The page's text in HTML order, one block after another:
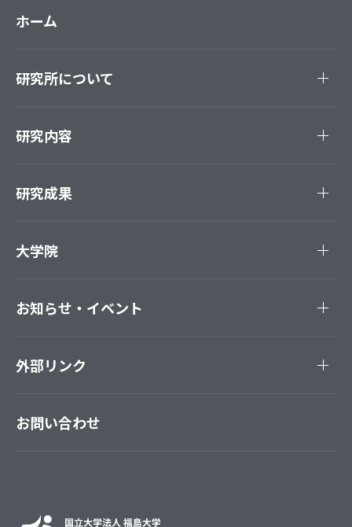
ホーム
研究所について
研究内容
研究成果
大学院
お知らせ・イベント
外部リンク
お問い合わせ